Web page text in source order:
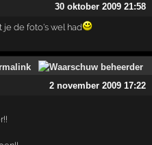
30 oktober 2009 21:58
je de foto's wel had
2 november 2009 17:22